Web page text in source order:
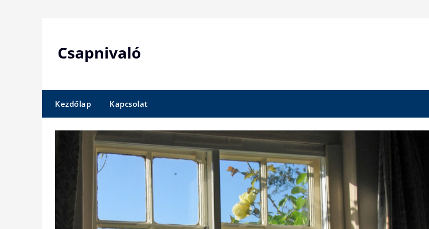
Csapnivaló
Kezdőlap Kapcsolat